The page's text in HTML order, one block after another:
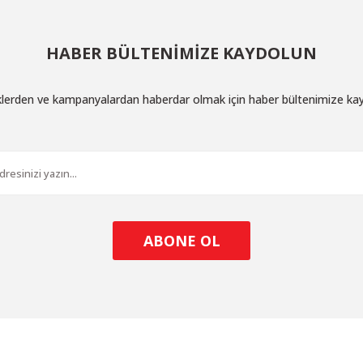
HABER BÜLTENİMİZE KAYDOLUN
ve kampanyalardan haberdar olmak için haber bültenimize
ABONE OL